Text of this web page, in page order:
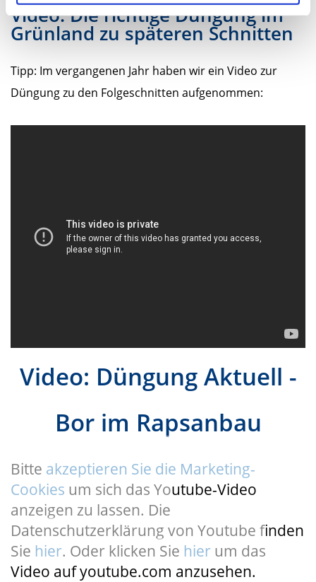
Video: Die richtige Düngung im
Grünland zu späteren Schnitten
Tipp: Im vergangenen Jahr haben wir ein Video zur
Düngung zu den Folgeschnitten aufgenommen:
Video: Düngung Aktuell -
Bor im Rapsanbau
Bitte akzeptieren Sie die Marketing-
Cookies um sich das Youtube-Video
anzeigen zu lassen. Die
Datenschutzerklärung von Youtube finden
Sie hier. Oder klicken Sie hier um das
Video auf youtube.com anzusehen.